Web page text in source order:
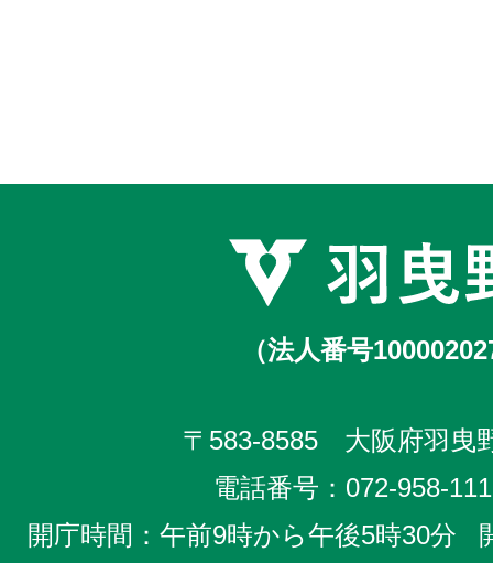
（法人番号
〒583-8585 大阪府羽曳
電話番号： 072-958-
開庁時間：午前9時から午後5時30分